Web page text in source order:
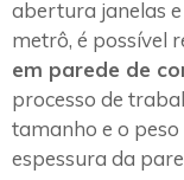
abertura janelas
metrô, é possível
em parede de
processo de
tamanho e o
espessura da